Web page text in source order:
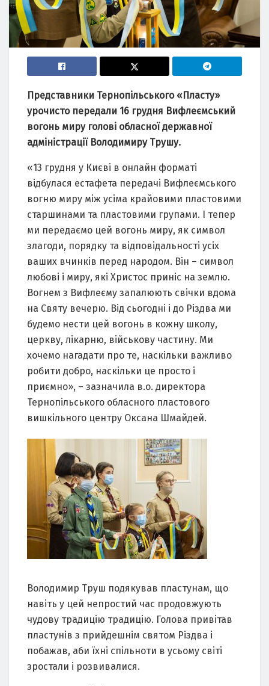
Представники Тернопільського «Пласту»
урочисто передали 16 грудня Вифлеємський
вогонь миру голові обласної державної
адміністрації Володимиру Трушу.
«13 грудня у Києві в онлайн форматі
відбулася естафета передачі Вифлеємського
вогню миру між усіма крайовими пластовими
старшинами та пластовими групами. І тепер
ми передаємо цей вогонь миру, як символ
злагоди, порядку та відповідальності усіх
ваших вчинків перед народом. Він – символ
любові і миру, які Христос приніс на землю.
Вогнем з Вифлеєму запалюють свічки вдома
на Святу вечерю. Від сьогодні і до Різдва ми
будемо нести цей вогонь в кожну школу,
церкву, лікарню, військову частину. Ми
хочемо нагадати про те, наскільки важливо
робити добро, наскільки це просто і
приємно», – зазначила в.о. директора
Тернопільського обласного пластового
вишкільного центру Оксана Шмайдей.
Володимир Труш подякував пластунам, що
навіть у цей непростий час продовжують
чудову традицію традицію. Голова привітав
пластунів з прийдешнім святом Різдва і
побажав, аби їхні спільноти в усьому світі
зростали і розвивалися.